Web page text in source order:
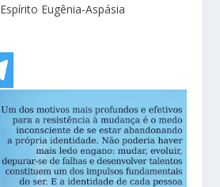
Espírito Eugênia-Aspásia